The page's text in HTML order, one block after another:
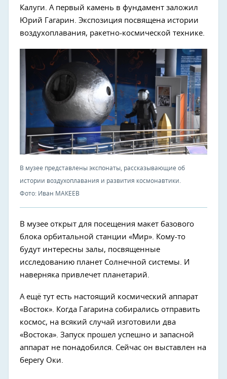
Калуги. А первый камень в фундамент заложил
Юрий Гагарин. Экспозиция посвящена истории
воздухоплавания, ракетно-космической технике.
В музее представлены экспонаты, рассказывающие об
истории воздухоплавания и развития космонавтики.
Фото: Иван МАКЕЕВ
В музее открыт для посещения макет базового
блока орбитальной станции «Мир». Кому-то
будут интересны залы, посвященные
исследованию планет Солнечной системы. И
наверняка привлечет планетарий.
А ещё тут есть настоящий космический аппарат
«Восток». Когда Гагарина собирались отправить
космос, на всякий случай изготовили два
«Востока». Запуск прошел успешно и запасной
аппарат не понадобился. Сейчас он выставлен на
берегу Оки.